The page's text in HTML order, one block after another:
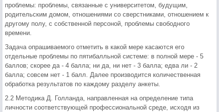
проблемы: проблемы, связанные с университетом, будущим,
родительским домом, отношениями со сверстниками, отношением к
другому полу, с собственной персоной, проблемы свободного
времени.
Задача опрашиваемого отметить в какой мере касаются его
отдельные проблемы по пятибалльной системе: в полной мере - 5
баллов; скорее да - 4 балла; ни да, ни нет - 3 балла; едва ли - 2
балла; совсем нет - 1 балл. Далее производится количественная
обработка результатов по каждому разделу анкеты.
2.2 Методика Д. Голланда, направленная на определение типа
личности соответствующей профессиональной среде, исходя из